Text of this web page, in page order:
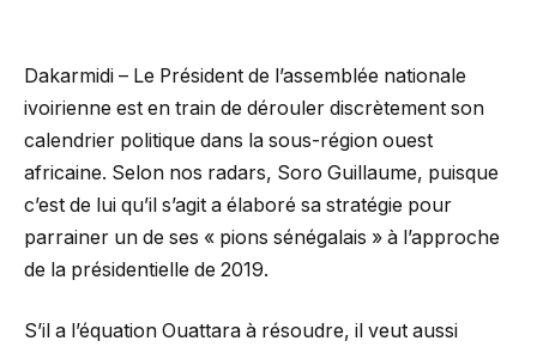
Dakarmidi – Le Président de l’assemblée nationale
ivoirienne est en train de dérouler discrètement son
calendrier politique dans la sous-région ouest
africaine. Selon nos radars, Soro Guillaume, puisque
c’est de lui qu’il s’agit a élaboré sa stratégie pour
parrainer un de ses « pions sénégalais » à l’approche
de la présidentielle de 2019.
S’il a l’équation Ouattara à résoudre, il veut aussi